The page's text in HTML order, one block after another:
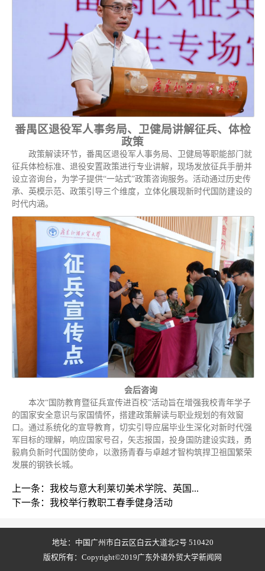
番禺区退役军人事务局、卫健局讲解征兵、体检
政策
政策解读环节，番禺区退役军人事务局、卫健局等职能部门就
征兵体检标准、退役安置政策进行专业讲解，现场发放征兵手册并
设立咨询台，为学子提供“一站式”政策咨询服务。活动通过历史传
承、英模示范、政策引导三个维度，立体化展现新时代国防建设的
时代内涵。
会后咨询
本次“国防教育暨征兵宣传进百校”活动旨在增强我校青年学子
的国家安全意识与家国情怀，搭建政策解读与职业规划的有效窗
口。通过系统化的宣导教育，切实引导应届毕业生深化对新时代强
军目标的理解，响应国家号召，矢志报国，投身国防建设实践，勇
毅肩负新时代国防使命，以激扬青春与卓越才智构筑捍卫祖国繁荣
发展的钢铁长城。
上一条：我校与意大利莱切美术学院、英国...
下一条：我校举行教职工春季健身活动
地址：中国广州市白云区白云大道北2号 510420
版权所有：Copyright©2019广东外语外贸大学新闻网